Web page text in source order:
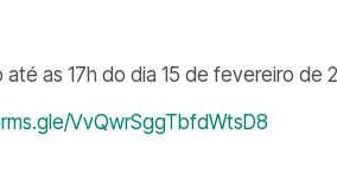
as 17h do dia 15 de fevereiro de
VvQwrSggTbfdWtsD8